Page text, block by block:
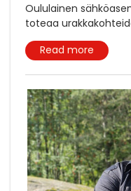
Oululainen
toteaa
Read more